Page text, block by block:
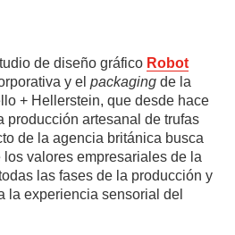
de diseño gráfico Robot
y elpackagingde la
+ Hellerstein, que desde hace
producción artesanal de trufas
de la agencia británica busca
valores empresariales de la
las fases de la producción y
la experiencia sensorial del